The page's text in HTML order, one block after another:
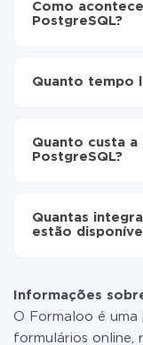
Como
PostgreSQL?
PostgreSQL
Quanto tempo
30 minutos. Em
minutos.
Quanto custa
PostgreSQL?
as tarifas. Você
dados que é
ou mudar para
detalhes sobre
Quantas
estão
Informações
O Formaloo é
formulários online,